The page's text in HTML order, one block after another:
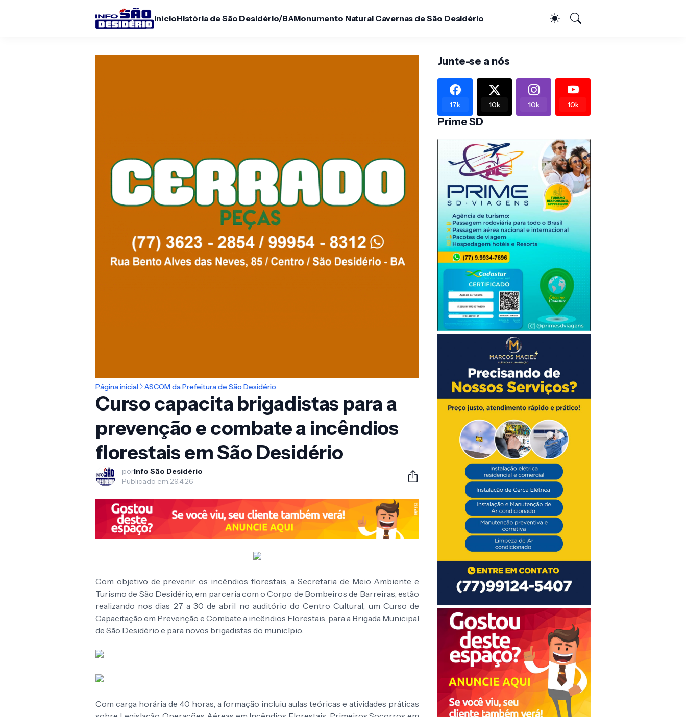
InícioHistória de São Desidério/BAMonumento Natural Cavernas de São Desidério
Página inicial ASCOM da Prefeitura de São Desidério
Curso capacita brigadistas para a
prevenção e combate a incêndios
florestais em São Desidério
porInfo São Desidério
Publicado em:29.4.26
Com objetivo de prevenir os incêndios florestais, a Secretaria de Meio Ambiente e
Turismo de São Desidério, em parceria com o Corpo de Bombeiros de Barreiras, estão
realizando nos dias 27 a 30 de abril no auditório do Centro Cultural, um Curso de
Capacitação em Prevenção e Combate a incêndios Florestais, para a Brigada Municipal
de São Desidério e para novos brigadistas do município.
Com carga horária de 40 horas, a formação incluiu aulas teóricas e atividades práticas
Junte-se a nós
17k 10k 10k 10k
Prime SD